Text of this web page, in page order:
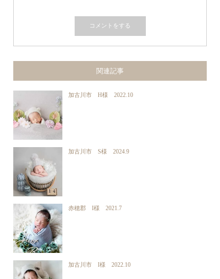
関連記事
加古川市 H様 2022.10
加古川市 S様 2024.9
赤穂郡 I様 2021.7
加古川市 I様 2022.10